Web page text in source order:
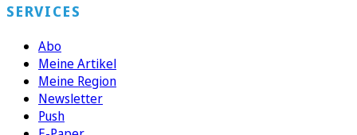
SERVICES
Abo
Meine Artikel
Meine Region
Newsletter
Push